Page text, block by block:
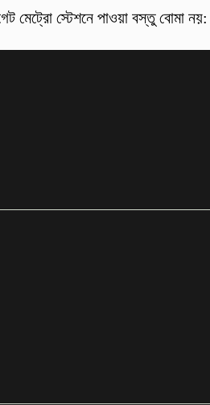
মেট্রো স্টেশনে পাওয়া বস্তু বোমা নয়: